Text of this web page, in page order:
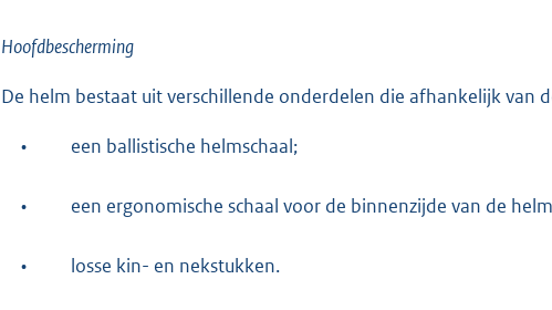
Hoofdbescherming
De helm bestaat uit verschillende onderdelen die afhankelijk
• een ballistische helmschaal;
• een ergonomische schaal voor de binnenzijde van de
• losse kin- en nekstukken.